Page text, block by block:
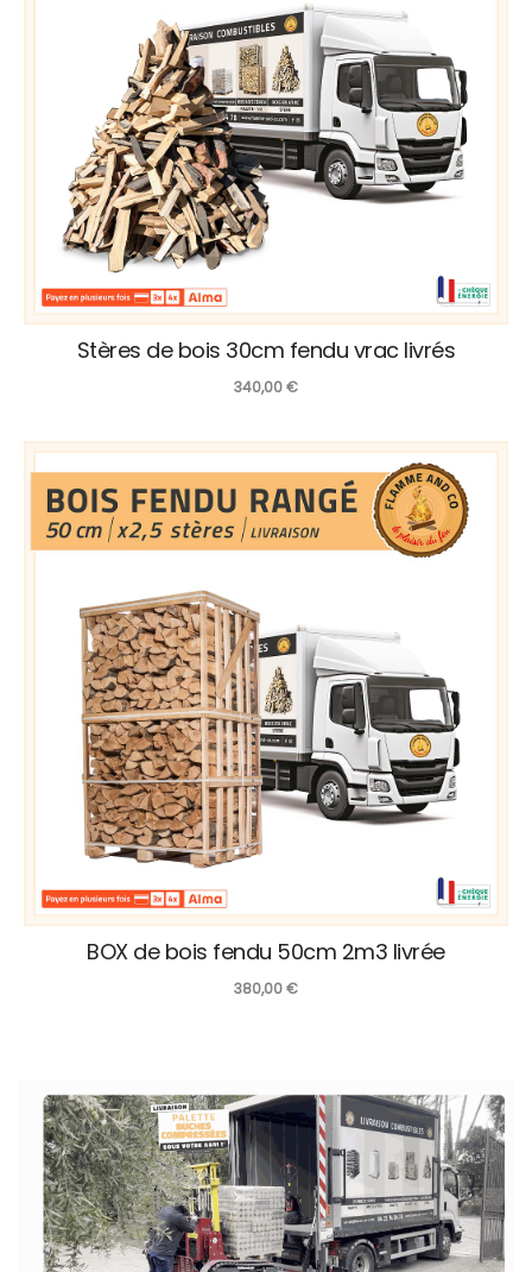
Stères de bois 30cm fendu vrac livrés
340,00€
BOX de bois fendu 50cm 2m3 livrée
380,00€